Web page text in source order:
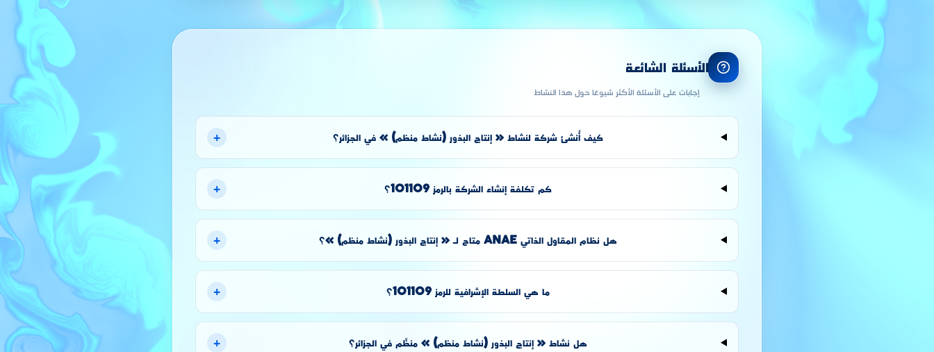
الأسئلة الشائعة
إجابات على الأسئلة الأكثر شيوعًا حول هذا النشاط
كيف أُنشئ شركة لنشاط « إنتاج البذور (نشاط منظم) » في الجزائر؟ +
كم تكلفة إنشاء الشركة بالرمز 101109؟ +
هل نظام المقاول الذاتي ANAE متاح لـ « إنتاج البذور (نشاط منظم) »؟ +
ما هي السلطة الإشرافية للرمز 101109؟ +
هل نشاط « إنتاج البذور (نشاط منظم) » منظَّم في الجزائر؟ +